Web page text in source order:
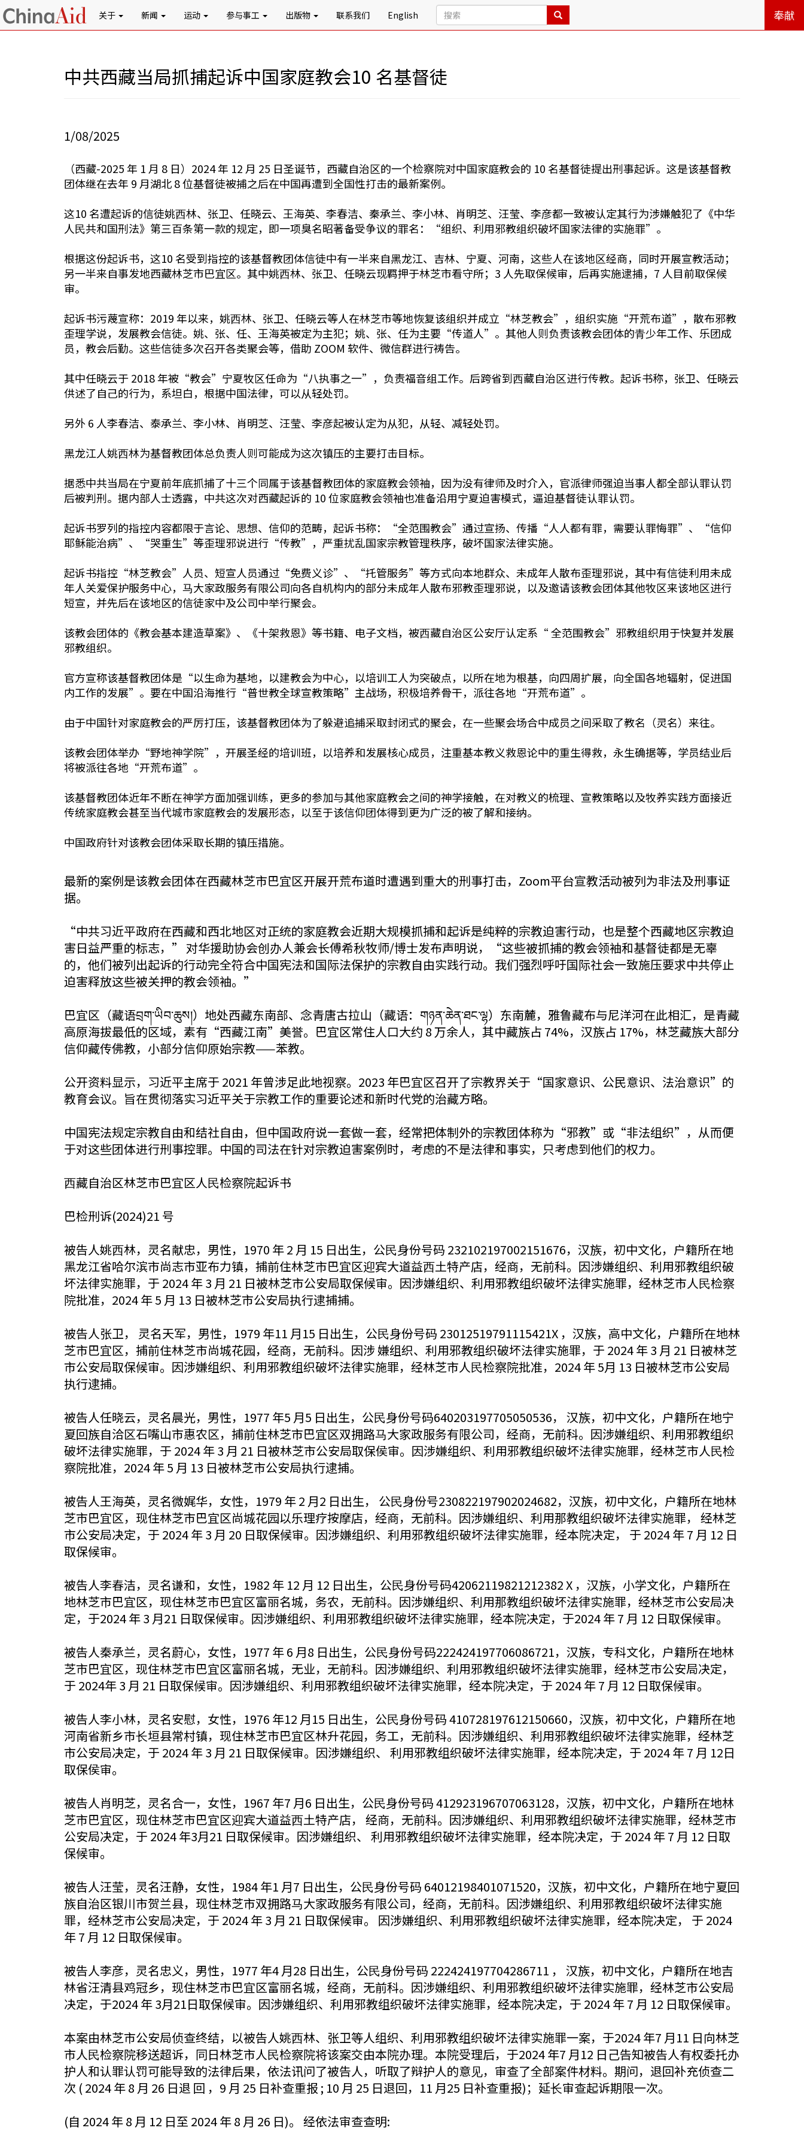
关于 新闻 运动 参与事工 出版物 联系我们 English 奉献
中共西藏当局抓捕起诉中国家庭教会10 名基督徒
1/08/2025
（西藏-2025 年 1 月 8 日）2024 年 12 月 25 日圣诞节，西藏自治区的一个检察院对中国家庭教会的 10 名基督徒提出刑事起诉。这是该基督教
团体继在去年 9 月湖北 8 位基督徒被捕之后在中国再遭到全国性打击的最新案例。
这10 名遭起诉的信徒姚⻄林、张卫、任晓云、王海英、李春洁、秦承兰、李小林、肖明芝、汪莹、李彦都一致被认定其行为涉嫌触犯了《中华
人⺠共和国刑法》第三百条第一款的规定，即一项臭名昭著备受争议的罪名：“组织、利用邪教组织破坏国家法律的实施罪”。
根据这份起诉书，这10 名受到指控的该基督教团体信徒中有一半来自黑龙江、吉林、宁夏、河南，这些人在该地区经商，同时开展宣教活动；
另一半来自事发地西藏林芝市巴宜区。其中姚⻄林、张卫、任晓云现羁押于林芝市看守所；3 人先取保候审，后再实施逮捕，7 人目前取保候
审。
起诉书污蔑宣称：2019 年以来，姚⻄林、张卫、任晓云等人在林芝市等地恢复该组织并成立“林芝教会”，组织实施“开荒布道”，散布邪教
歪理学说，发展教会信徒。姚、张、任、王海英被定为主犯；姚、张、任为主要“传道人”。其他人则负责该教会团体的⻘少年工作、乐团成
员，教会后勤。这些信徒多次召开各类聚会等，借助 ZOOM 软件、微信群进行祷告。
其中任晓云于 2018 年被“教会”宁夏牧区任命为“八执事之一”，负责福音组工作。后跨省到⻄藏自治区进行传教。起诉书称，张卫、任晓云
供述了自己的行为，系坦白，根据中国法律，可以从轻处罚。
另外 6 人李春洁、泰承兰、李小林、肖明芝、汪莹、李彦起被认定为从犯，从轻、减轻处罚。
黑龙江人姚⻄林为基督教团体总负责人则可能成为这次镇压的主要打击目标。
据悉中共当局在宁夏前年底抓捕了十三个同属于该基督教团体的家庭教会领袖，因为没有律师及时介入，官派律师强迫当事人都全部认罪认罚
后被判刑。据内部人士透露，中共这次对西藏起诉的 10 位家庭教会领袖也准备沿用宁夏迫害模式，逼迫基督徒认罪认罚。
起诉书罗列的指控内容都限于言论、思想、信仰的范畴，起诉书称：“全范围教会”通过宣扬、传播“人人都有罪，需要认罪悔罪”、“信仰
耶稣能治病”、“哭重生”等歪理邪说进行“传教”，严重扰乱国家宗教管理秩序，破坏国家法律实施。
起诉书指控“林芝教会”人员、短宣人员通过“免费义诊”、“托管服务”等方式向本地群众、未成年人散布歪理邪说，其中有信徒利用未成
年人关爱保护服务中心，⻢大家政服务有限公司向各自机构内的部分未成年人散布邪教歪理邪说，以及邀请该教会团体其他牧区来该地区进行
短宣，并先后在该地区的信徒家中及公司中举行聚会。
该教会团体的《教会基本建造草案》、《十架救恩》等书籍、电子文档，被⻄藏自治区公安厅认定系“ 全范围教会”邪教组织用于快复并发展
邪教组织。
官方宣称该基督教团体是“以生命为基地，以建教会为中心，以培训工人为突破点，以所在地为根基，向四周扩展，向全国各地辐射，促进国
内工作的发展”。要在中国沿海推行“普世教全球宣教策略”主战场，积极培养骨干，派往各地“开荒布道”。
由于中国针对家庭教会的严厉打压，该基督教团体为了躲避追捕采取封闭式的聚会，在一些聚会场合中成员之间采取了教名（灵名）来往。
该教会团体举办“野地神学院”，开展圣经的培训班，以培养和发展核心成员，注重基本教义救恩论中的重生得救，永生确据等，学员结业后
将被派往各地“开荒布道”。
该基督教团体近年不断在神学方面加强训练，更多的参加与其他家庭教会之间的神学接触，在对教义的梳理、宣教策略以及牧养实践方面接近
传统家庭教会甚至当代城市家庭教会的发展形态，以至于该信仰团体得到更为广泛的被了解和接纳。
中国政府针对该教会团体采取长期的镇压措施。
最新的案例是该教会团体在西藏林芝市巴宜区开展开荒布道时遭遇到重大的刑事打击，Zoom平台宣教活动被列为非法及刑事证
据。
“中共习近平政府在西藏和西北地区对正统的家庭教会近期大规模抓捕和起诉是纯粹的宗教迫害行动，也是整个西藏地区宗教迫
害日益严重的标志，” 对华援助协会创办人兼会长傅希秋牧师/博士发布声明说，“这些被抓捕的教会领袖和基督徒都是无辜
的，他们被列出起诉的行动完全符合中国宪法和国际法保护的宗教自由实践行动。我们强烈呼吁国际社会一致施压要求中共停止
迫害释放这些被关押的教会领袖。”
巴宜区（藏语བྲག་ཡིབ་ཆུས།）地处西藏东南部、念青唐古拉山（藏语：གཉན་ཆེན་ཐང་ལྷ）东南麓，雅鲁藏布与尼洋河在此相汇，是青藏
高原海拔最低的区域，素有“西藏江南”美誉。巴宜区常住人口大约 8 万余人，其中藏族占 74%，汉族占 17%，林芝藏族大部分
信仰藏传佛教，小部分信仰原始宗教——苯教。
公开资料显示，习近平主席于 2021 年曾涉足此地视察。2023 年巴宜区召开了宗教界关于“国家意识、公民意识、法治意识”的
教育会议。旨在贯彻落实习近平关于宗教工作的重要论述和新时代党的治藏方略。
中国宪法规定宗教自由和结社自由，但中国政府说一套做一套，经常把体制外的宗教团体称为“邪教”或“非法组织”，从而便
于对这些团体进行刑事控罪。中国的司法在针对宗教迫害案例时，考虑的不是法律和事实，只考虑到他们的权力。
⻄藏自治区林芝市巴宜区人⺠检察院起诉书
巴检刑诉(2024)21 号
被告人姚⻄林，灵名献忠，男性，1970 年 2 月 15 日出生，公⺠身份号码 232102197002151676，汉族，初中文化，户籍所在地
黑龙江省哈尔滨市尚志市亚布力镇，捕前住林芝市巴宜区迎宾大道益⻄土特产店，经商，无前科。因涉嫌组织、利用邪教组织破
坏法律实施罪，于 2024 年 3 月 21 日被林芝市公安局取保候审。因涉嫌组织、利用邪教组织破坏法律实施罪，经林芝市人⺠检察
院批准，2024 年 5 月 13 日被林芝市公安局执行逮捕捕。
被告人张卫， 灵名天军，男性，1979 年11 月15 日出生，公⺠身份号码 23012519791115421X ，汉族，高中文化，户籍所在地林
芝市巴宜区，捕前住林芝市尚城花园，经商，无前科。因涉 嫌组织、利用邪教组织破坏法律实施罪，于 2024 年 3 月 21 日被林芝
市公安局取保候审。因涉嫌组织、利用邪教组织破坏法律实施罪，经林芝市人⺠检察院批准，2024 年 5月 13 日被林芝市公安局
执行逮捕。
被告人任晓云，灵名晨光，男性，1977 年5 月5 日出生，公⺠身份号码640203197705050536， 汉族，初中文化，户籍所在地宁
夏回族自洽区石嘴山市惠农区，捕前住林芝市巴宜区双拥路⻢大家政服务有限公司，经商，无前科。因涉嫌组织、利用邪教组织
破坏法律实施罪，于 2024 年 3 月 21 日被林芝市公安局取保侯审。因涉嫌组织、利用邪教组织破坏法律实施罪，经林芝市人⺠检
察院批准，2024 年 5 月 13 日被林芝市公安局执行逮捕。
被告人王海英，灵名微娓华，女性，1979 年 2 月2 日出生， 公⺠身份号230822197902024682，汉族，初中文化，户籍所在地林
芝市巴宜区，现住林芝市巴宜区尚城花园以乐理疗按摩店，经商，无前科。因涉嫌组织、利用那教组织破坏法律实施罪， 经林芝
市公安局决定，于 2024 年 3 月 20 日取保候审。因涉嫌组织、利用邪教组织破坏法律实施罪，经本院决定， 于 2024 年 7 月 12 日
取保候审。
被告人李春洁，灵名谦和，女性，1982 年 12 月 12 日出生，公⺠身份号码42062119821212382 X ，汉族，小学文化，户籍所在
地林芝市巴宜区，现住林芝市巴宜区富丽名城，务农，无前科。因涉嫌组织、利用那教组织破坏法律实施罪，经林芝市公安局决
定，于2024 年 3 月21 日取保候审。因涉嫌组织、利用邪教组织破坏法律实施罪，经本院决定，于2024 年 7 月 12 日取保候审。
被告人秦承兰，灵名蔚心，女性，1977 年 6 月8 日出生，公⺠身份号码222424197706086721，汉族，专科文化，户籍所在地林
芝市巴宜区，现住林芝市巴宜区富丽名城，无业，无前科。因涉嫌组织、利用邪教组织破坏法律实施罪，经林芝市公安局决定，
于 2024年 3 月 21 日取保候审。因涉嫌组织、利用邪教组织破坏法律实施罪，经本院决定，于 2024 年 7 月 12 日取保候审。
被告人李小林，灵名安慰，女性，1976 年12 月15 日出生，公⺠身份号码 410728197612150660，汉族，初中文化，户籍所在地
河南省新乡市⻓垣县常村镇，现住林芝市巴宜区林升花园，务工，无前科。因涉嫌组织、利用邪教组织破坏法律实施罪，经林芝
市公安局决定，于 2024 年 3 月 21 日取保候审。因涉嫌组织、 利用邪教组织破坏法律实施罪，经本院决定，于 2024 年 7 月 12日
取保侯审。
被告人肖明芝，灵名合一，女性，1967 年7 月6 日出生，公⺠身份号码 412923196707063128，汉族，初中文化，户籍所在地林
芝市巴宜区，现住林芝市巴宜区迎宾大道益⻄土特产店， 经商，无前科。因涉嫌组织、利用邪教组织破坏法律实施罪，经林芝市
公安局决定，于 2024 年3月21 日取保候审。因涉嫌组织、 利用邪教组织破坏法律实施罪，经本院决定，于 2024 年 7 月 12 日取
保候审。
被告人汪莹，灵名汪静，女性，1984 年1 月7 日出生，公⺠身份号码 64012198401071520，汉族，初中文化，户籍所在地宁夏回
族自治区银川市贺兰县，现住林芝市双拥路⻢大家政服务有限公司，经商，无前科。因涉嫌组织、利用邪教组织破坏法律实施
罪，经林芝市公安局决定，于 2024 年 3 月 21 日取保候审。 因涉嫌组织、利用邪教组织破坏法律实施罪，经本院决定， 于 2024
年 7 月 12 日取保候审。
被告人李彦，灵名忠义，男性，1977 年4 月28 日出生，公⺠身份号码 222424197704286711 ， 汉族，初中文化，户籍所在地吉
林省汪清县鸡冠乡，现住林芝市巴宜区富丽名城，经商，无前科。因涉嫌组织、利用邪教组织破坏法律实施罪，经林芝市公安局
决定，于2024 年 3月21日取保候审。因涉嫌组织、利用邪教组织破坏法律实施罪，经本院决定，于 2024 年 7 月 12 日取保候审。
本案由林芝市公安局侦查终结，以被告人姚⻄林、张卫等人组织、利用邪教组织破坏法律实施罪一案，于2024 年7 月11 日向林芝
市人⺠检察院移送超诉，同日林芝市人⺠检察院将该案交由本院办理。本院受理后，于2024 年7 月12 日己告知被告人有权委托办
护人和认罪认罚可能导致的法律后果，依法讯问了被告人，听取了辩护人的意⻅，审查了全部案件材料。期问，退回补充侦查二
次 ( 2024 年 8 月 26 日退 回 ，9 月 25 日补查重报 ; 10 月 25 日退回，11 月25 日补查重报)；延⻓审查起诉期限一次。
(自 2024 年 8 月 12 日至 2024 年 8 月 26 日)。 经依法审查查明: